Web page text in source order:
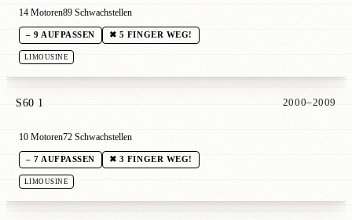
14 Motoren89 Schwachstellen
– 9 AUFPASSEN ✖ 5 FINGER WEG!
LIMOUSINE
S60 1 2000–2009
10 Motoren72 Schwachstellen
– 7 AUFPASSEN ✖ 3 FINGER WEG!
LIMOUSINE